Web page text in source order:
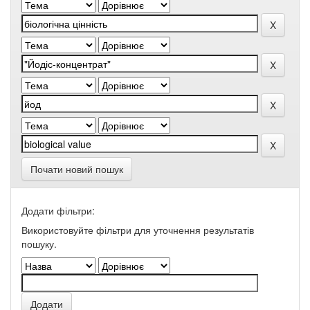
Почати новий пошук
Додати фільтри:
Використовуйте фільтри для уточнення результатів
пошуку.